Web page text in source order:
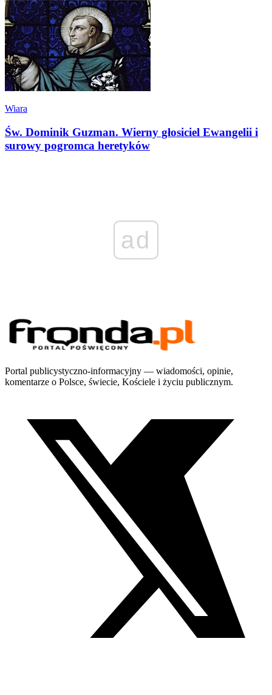
Wiara
Św. Dominik Guzman. Wierny głosiciel Ewangelii i
surowy pogromca heretyków
ad
Portal publicystyczno-informacyjny — wiadomości, opinie,
komentarze o Polsce, świecie, Kościele i życiu publicznym.